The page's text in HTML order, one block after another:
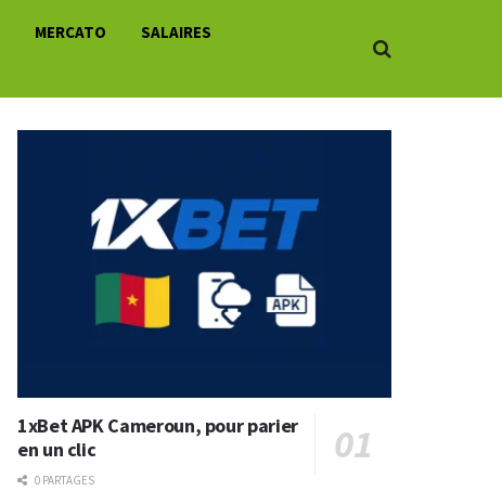
MERCATO
SALAIRES
1xBet APK Cameroun, pour parier
en un clic
0 PARTAGES